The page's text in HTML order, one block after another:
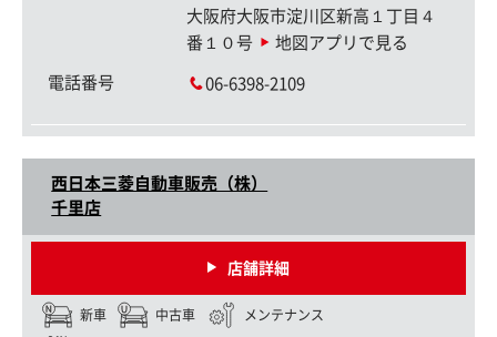
大阪府大阪市淀川区新高１丁目４
番１０号
地図アプリで見る
電話番号 06-6398-2109
西日本三菱自動車販売（株）
千里店
店舗詳細
新車 中古車 メンテナンス